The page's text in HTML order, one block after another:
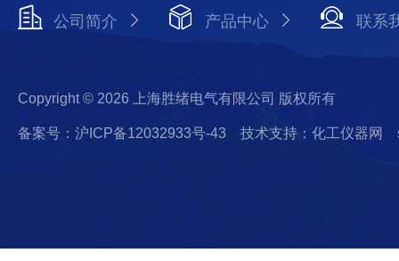
公司简介 产品中心 联系
Copyright © 2026 上海胜绪电气有限公司 版权所有
备案号：沪ICP备12032933号-43 技术支持：化工仪器网